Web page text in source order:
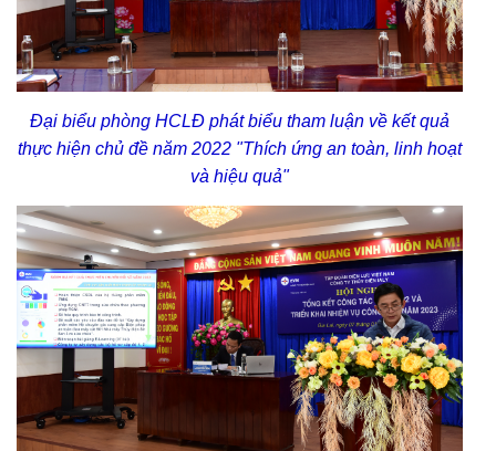
Đại biểu phòng HCLĐ phát biểu tham luận về kết quả
thực hiện chủ đề năm 2022 "Thích ứng an toàn, linh hoạt
và hiệu quả"